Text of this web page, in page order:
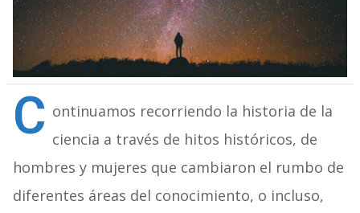
C ontinuamos recorriendo la historia de la
ciencia a través de hitos históricos, de
hombres y mujeres que cambiaron el rumbo de
diferentes áreas del conocimiento, o incluso,